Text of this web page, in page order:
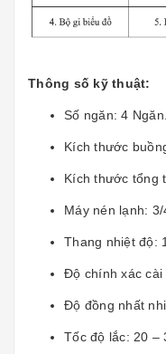
Thông số kỹ thuật:
Số ngăn: 4 Ngăn.
Kích thước
Kích thước tổng
Máy nén lạnh: 3/
Thang nhiệt độ:
Độ chính xác cài
Độ đồng nhất
Tốc độ lắc: 20 –